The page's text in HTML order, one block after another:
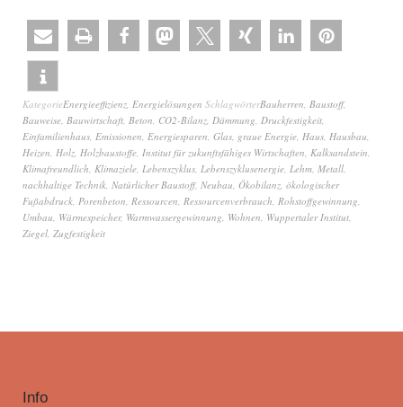
KategorieEnergieeffizienz Energielösungen SchlagwörterBauherren Baustoff,
Bauweise Bauwirtschaft Beton CO2-Bilanz Dämmung Druckfestigkeit
Einfamilienhaus Emissionen Energiesparen Glas graue Energie Haus Hausbau
Heizen Holz Holzbaustoffe Institut für zukunftsfähiges Wirtschaften Kalksandstein
Klimafreundlich Klimaziele Lebenszyklus Lebenszyklusenergie Lehm Metall
nachhaltige Technik Natürlicher Baustoff, Neubau Ökobilanz ökologischer
Fußabdruck Porenbeton Ressourcen Ressourcenverbrauch Rohstoffgewinnung
Umbau Wärmespeicher, Warmwassergewinnung Wohnen Wuppertaler Institut
Ziegel Zugfestigkeit
Info